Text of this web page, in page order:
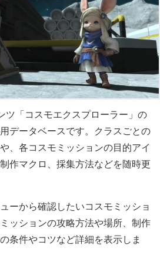
ツ「コスモエクスプローラー」の
用データベースです。クラスごとの
、各コスモミッションの目的アイ
作マクロ、採集方法などを随時更
ーから確認したいコスモミッショ
ッションの攻略方法や場所、制作
条件やコツなど詳細を表示しま